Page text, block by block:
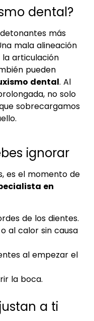
dental?
más
mala alineación
articulación
pueden
dental. Al
no solo
sobrecargamos
ignorar
es el momento de
en
de los dientes.
al calor sin causa
al empezar el
la boca.
a ti